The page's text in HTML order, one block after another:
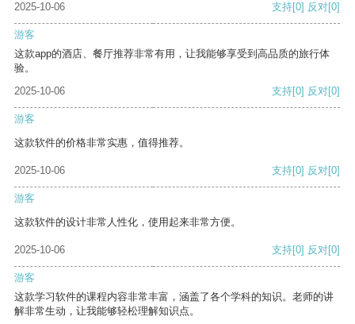
2025-10-06 支持[0] 反对[0]
游客
这款app的酒店、餐厅推荐非常有用，让我能够享受到高品质的旅行体
验。
2025-10-06
支持[0] 反对[0]
游客
这款软件的价格非常实惠，值得推荐。
2025-10-06 支持[0] 反对[0]
游客
这款软件的设计非常人性化，使用起来非常方便。
2025-10-06 支持[0] 反对[0]
游客
这款学习软件的课程内容非常丰富，涵盖了各个学科的知识。老师的讲
解非常生动，让我能够轻松理解知识点。